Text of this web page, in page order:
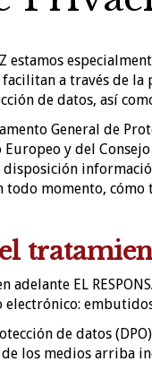
estamos
a través de
de datos, así
General de
y del
disposición
todo momento,
adelante EL
de datos
los medios arriba